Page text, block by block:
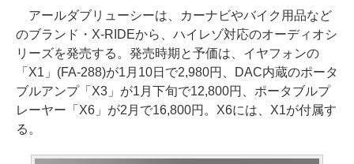
アールダブリューシーは、カーナビやバイク用品など
のブランド・X-RIDEから、ハイレゾ対応のオーディオシ
リーズを発売する。発売時期と予価は、イヤフォンの
「X1」(FA-288)が1月10日で2,980円、DAC内蔵のポータ
ブルアンプ「X3」が1月下旬で12,800円、ポータブルプ
レーヤー「X6」が2月で16,800円。X6には、X1が付属す
る。